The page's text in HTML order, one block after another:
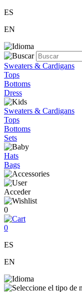
ES
EN
Sweaters & Cardigans
Tops
Bottoms
Dress
Sweaters & Cardigans
Tops
Bottoms
Sets
Hats
Bags
Acceder
0
0
ES
EN